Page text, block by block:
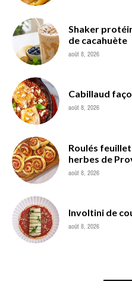
Shaker
de cacahuète
août 8, 2026
Cabillaud
août 8, 2026
Roulés
herbes de
août 8, 2026
Involtini de
août 8, 2026